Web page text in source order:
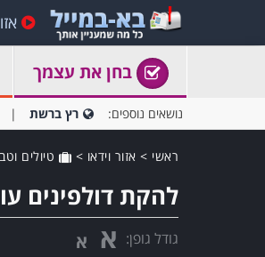
בחן את עצמך
נושאים נוספים: רץ ברשת
ראשי > אזור וידאו > טיולים
להקת דולפינים
גודל גופן: א א